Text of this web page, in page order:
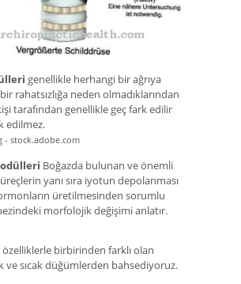
genellikle herhangi bir ağrıya
rahatsızlığa neden olmadıklarından
tarafından genellikle geç fark edilir
edilmez.
- stock.adobe.com
Boğazda bulunan ve önemli
yanı sıra iyotun depolanması
üretilmesinden sorumlu
morfolojik değişimi anlatır.
özelliklerle birbirinden farklı olan
ve sıcak düğümlerden bahsediyoruz.